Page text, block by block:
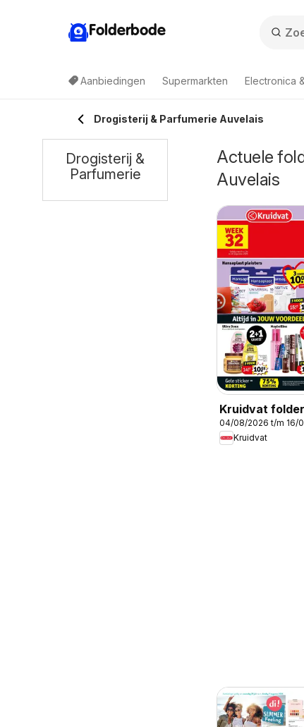
Folderbode
Aanbiedingen Supermarkten Electronica
Drogisterij & Parfumerie Auvelais
Actuele
Auvelais
Kruidvat folder
week 32
04/08/2026 t/m 16/
Kruidvat
Drogisterij &
Parfumerie